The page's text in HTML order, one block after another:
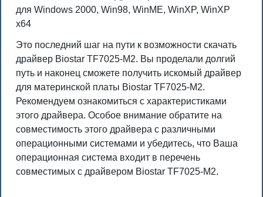
для Windows 2000, Win98, WinME, WinXP, WinXP
x64
Это последний шаг на пути к возможности скачать
драйвер Biostar TF7025-M2. Вы проделали долгий
путь и наконец сможете получить искомый драйвер
для материнской платы Biostar TF7025-M2.
Рекомендуем ознакомиться с характеристиками
этого драйвера. Особое внимание обратите на
совместимость этого драйвера с различными
операционными системами и убедитесь, что Ваша
операционная система входит в перечень
совместимых с драйвером Biostar TF7025-M2.